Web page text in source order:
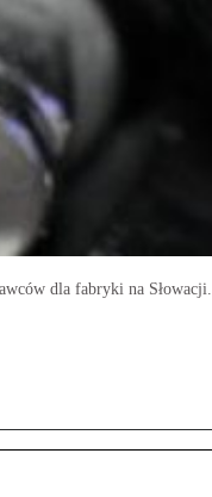
dla fabryki na Słowacji.